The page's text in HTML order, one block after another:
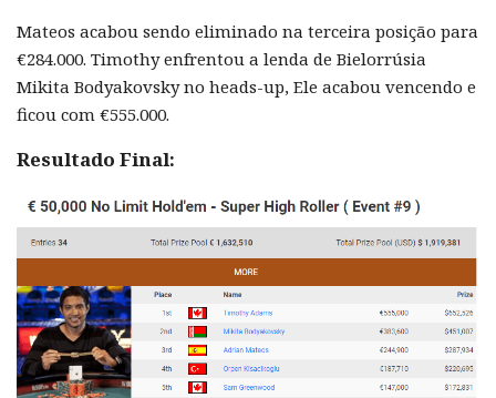
Mateos acabou sendo eliminado na terceira posição para
€284.000. Timothy enfrentou a lenda de Bielorrúsia
Mikita Bodyakovsky no heads-up, Ele acabou vencendo e
ficou com €555.000.
Resultado Final: